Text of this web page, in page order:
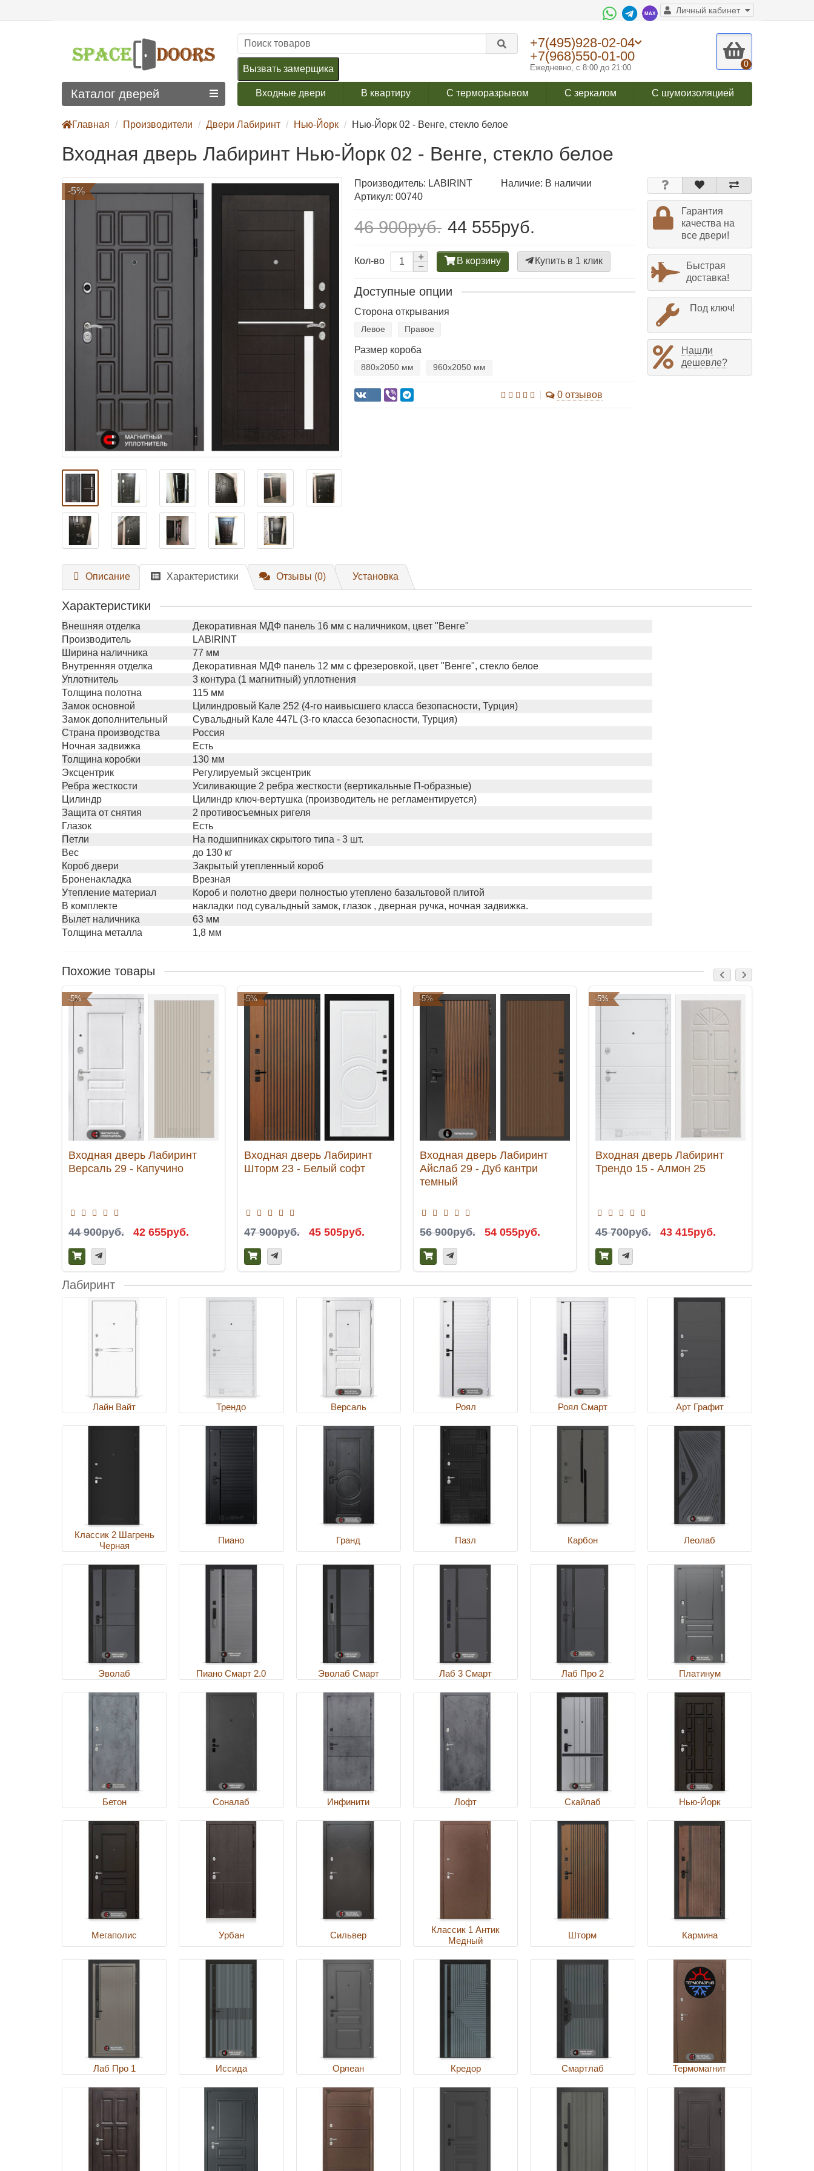
Личный кабинет
+7(495)928-02-04
+7(968)550-01-00
Ежедневно, с 8:00 до 21:00 0
Вызвать замерщика
Входные двери В квартиру С терморазрывом С зеркалом С шумоизоляцией
Каталог дверей
Главная Производители Двери Лабиринт Нью-Йорк Нью-Йорк 02 - Венге, стекло белое
Входная дверь Лабиринт Нью-Йорк 02 - Венге, стекло белое
-5%
Производитель: LABIRINT
Наличие: В наличии
Артикул: 00740
46 900руб. 44 555руб.
Кол-во В корзину Купить в 1 клик
Доступные опции
Сторона открывания
Левое Правое
Размер короба
880х2050 мм 960х2050 мм
0 отзывов
Гарантия
качества на
все двери!
Быстрая
доставка!
Под ключ!
Нашли
дешевле?
Описание Характеристики Отзывы (0) Установка
Характеристики
Внешняя отделка
Декоративная МДФ панель 16 мм с наличником, цвет "Венге"
Производитель
LABIRINT
Ширина наличника
77 мм
Внутренняя отделка
Декоративная МДФ панель 12 мм с фрезеровкой, цвет "Венге", стекло белое
Уплотнитель
3 контура (1 магнитный) уплотнения
Толщина полотна
115 мм
Замок основной
Цилиндровый Кале 252 (4-го наивысшего класса безопасности, Турция)
Замок дополнительный
Сувальдный Кале 447L (3-го класса безопасности, Турция)
Страна производства
Россия
Ночная задвижка
Есть
Толщина коробки
130 мм
Эксцентрик
Регулируемый эксцентрик
Ребра жесткости
Усиливающие 2 ребра жесткости (вертикальные П-образные)
Цилиндр
Цилиндр ключ-вертушка (производитель не регламентируется)
Защита от снятия
2 противосъемных ригеля
Глазок
Есть
Петли
На подшипниках скрытого типа - 3 шт.
Вес
до 130 кг
Короб двери
Закрытый утепленный короб
Броненакладка
Врезная
Утепление материал
Короб и полотно двери полностью утеплено базальтовой плитой
В комплекте
накладки под сувальдный замок, глазок , дверная ручка, ночная задвижка.
Вылет наличника
63 мм
Толщина металла
1,8 мм
Похожие товары
-5%
Входная дверь Лабиринт
Версаль 29 - Капучино
44 900руб. 42 655руб.
-5%
Входная дверь Лабиринт
Шторм 23 - Белый софт
47 900руб. 45 505руб.
-5%
Входная дверь Лабиринт
Айслаб 29 - Дуб кантри
темный
56 900руб. 54 055руб.
-5%
Входная дверь Лабиринт
Трендо 15 - Алмон 25
45 700руб. 43 415руб.
Лабиринт
Лайн Вайт Трендо Версаль Роял Роял Смарт Арт Графит
Классик 2 Шагрень
Черная
Пиано Гранд Пазл Карбон Леолаб
Эволаб Пиано Смарт 2.0 Эволаб Смарт Лаб 3 Смарт Лаб Про 2 Платинум
Бетон Соналаб Инфинити Лофт Скайлаб Нью-Йорк
Мегаполис Урбан Сильвер
Классик 1 Антик
Медный
Шторм Кармина
Лаб Про 1 Иссида Орлеан Кредор Смартлаб Термомагнит